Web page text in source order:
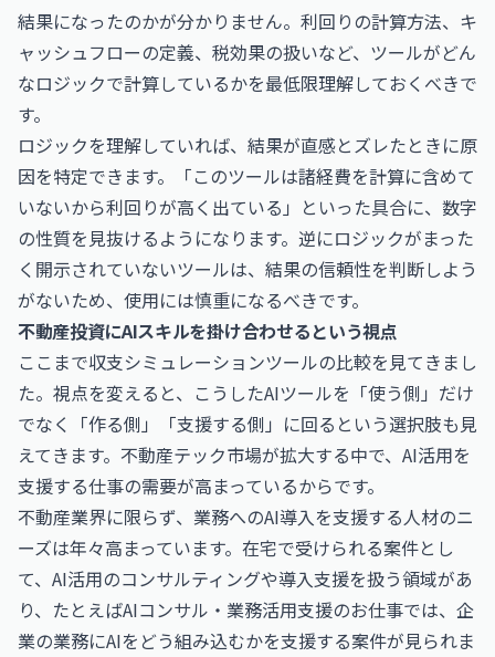
結果になったのかが分かりません。利回りの計算方法、キ
ャッシュフローの定義、税効果の扱いなど、ツールがどん
なロジックで計算しているかを最低限理解しておくべきで
す。
ロジックを理解していれば、結果が直感とズレたときに原
因を特定できます。「このツールは諸経費を計算に含めて
いないから利回りが高く出ている」といった具合に、数字
の性質を見抜けるようになります。逆にロジックがまった
く開示されていないツールは、結果の信頼性を判断しよう
がないため、使用には慎重になるべきです。
不動産投資にAIスキルを掛け合わせるという視点
ここまで収支シミュレーションツールの比較を見てきまし
た。視点を変えると、こうしたAIツールを「使う側」だけ
でなく「作る側」「支援する側」に回るという選択肢も見
えてきます。不動産テック市場が拡大する中で、AI活用を
支援する仕事の需要が高まっているからです。
不動産業界に限らず、業務へのAI導入を支援する人材のニ
ーズは年々高まっています。在宅で受けられる案件とし
て、AI活用のコンサルティングや導入支援を扱う領域があ
り、たとえばAIコンサル・業務活用支援のお仕事では、企
業の業務にAIをどう組み込むかを支援する案件が見られま